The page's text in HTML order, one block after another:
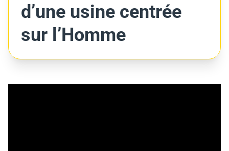
d’une usine centrée
sur l’Homme